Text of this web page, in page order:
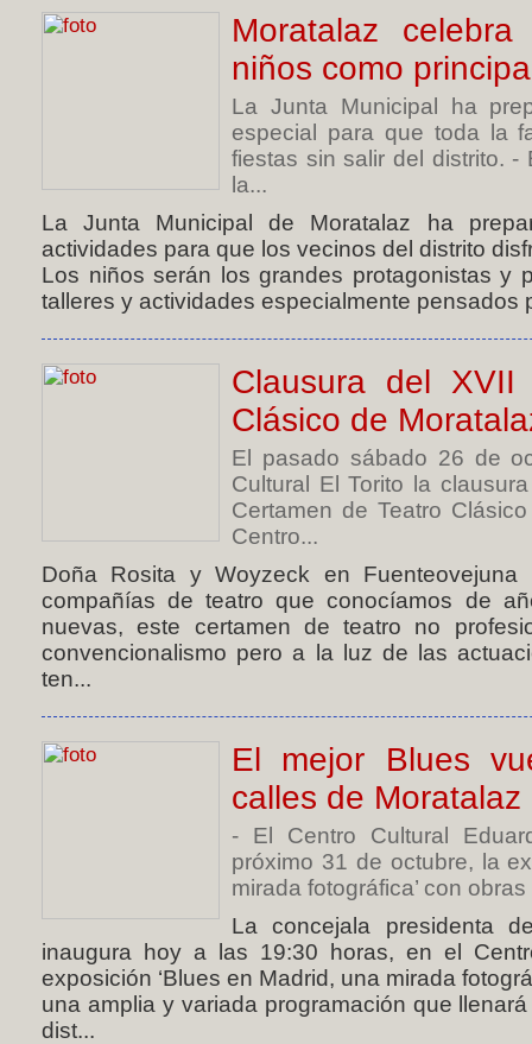
Moratalaz
niños como
La Junta Municipal ha
especial para que toda la
fiestas sin salir del distrito. -
la...
La Junta Municipal de Moratalaz ha
actividades para que los vecinos del distrito
Los niños serán los grandes protagonistas y
talleres y actividades especialmente pensados
Clausura del XVII
Clásico de
El pasado sábado 26 de
Cultural El Torito la
Certamen de Teatro
Centro...
Doña Rosita y Woyzeck en
compañías de teatro que conocíamos de
nuevas, este certamen de teatro no
convencionalismo pero a la luz de las
ten...
El mejor Blues
calles de Moratalaz
- El Centro Cultural
próximo 31 de octubre, la
mirada fotográfica’ con
La concejala presidenta
inaugura hoy a las 19:30 horas, en el
exposición ‘Blues en Madrid, una mirada
una amplia y variada programación que
dist...